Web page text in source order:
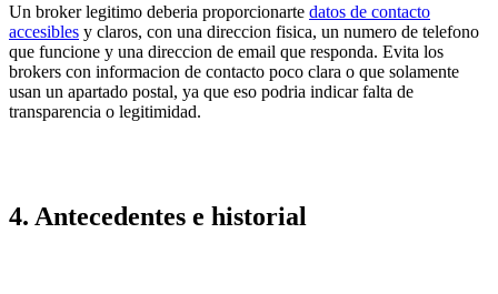
Un broker legitimo deberia proporcionarte datos de contacto
accesibles y claros, con una direccion fisica, un numero de telefono
que funcione y una direccion de email que responda. Evita los
brokers con informacion de contacto poco clara o que solamente
usan un apartado postal, ya que eso podria indicar falta de
transparencia o legitimidad.
4. Antecedentes e historial